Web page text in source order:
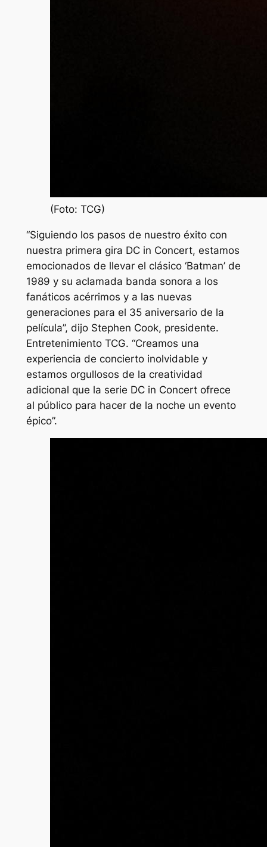
(Foto: TCG)
“Siguiendo los pasos de nuestro éxito con
nuestra primera gira DC in Concert, estamos
emocionados de llevar el clásico ‘Batman’ de
1989 y su aclamada banda sonora a los
fanáticos acérrimos y a las nuevas
generaciones para el 35 aniversario de la
película”, dijo Stephen Cook, presidente.
Entretenimiento TCG. “Creamos una
experiencia de concierto inolvidable y
estamos orgullosos de la creatividad
adicional que la serie DC in Concert ofrece
al público para hacer de la noche un evento
épico”.